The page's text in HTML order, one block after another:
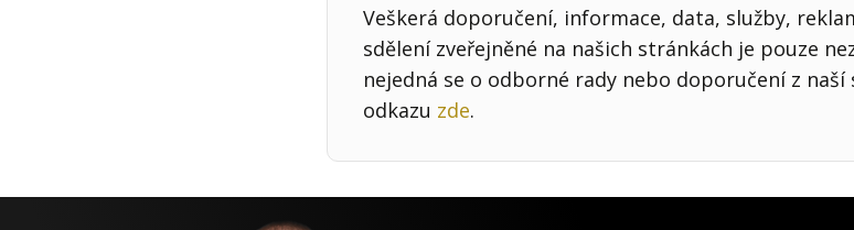
Veškerá doporučení, informace, data, služby,
sdělení zveřejněné na našich stránkách je pouze
nejedná se o odborné rady nebo doporučení z
odkazu zde.